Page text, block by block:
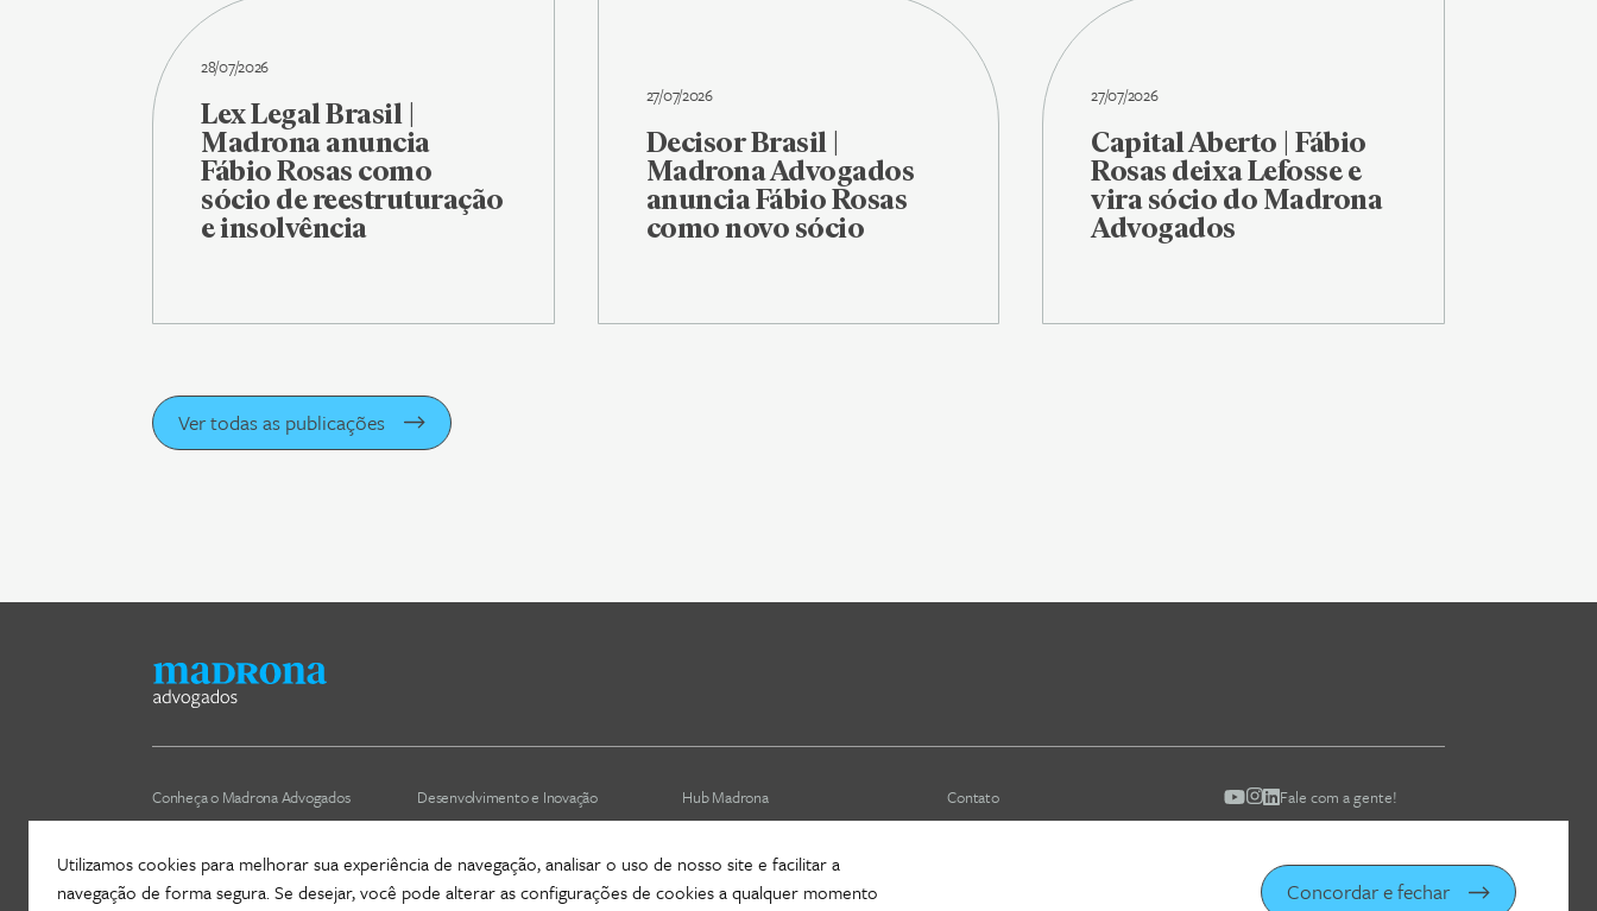
28/07/2026
Lex Legal Brasil |
Madrona anuncia
Fábio Rosas como
sócio de reestruturação
e insolvência
27/07/2026
Decisor Brasil |
Madrona Advogados
anuncia Fábio Rosas
como novo sócio
27/07/2026
Capital Aberto | Fábio
Rosas deixa Lefosse e
vira sócio do Madrona
Advogados
Ver todas as publicações
Conheça o Madrona Advogados
ESG
Desenvolvimento e Inovação
Nossos profissionais (depreciado)
Hub Madrona
Proteção de Dados e Privacidade
Contato
Fale com a gente!
Utilizamos cookies para melhorar sua experiência de navegação, analisar o uso de nosso site e facilitar a
navegação de forma segura. Se desejar, você pode alterar as configurações de cookies a qualquer momento
Concordar e fechar